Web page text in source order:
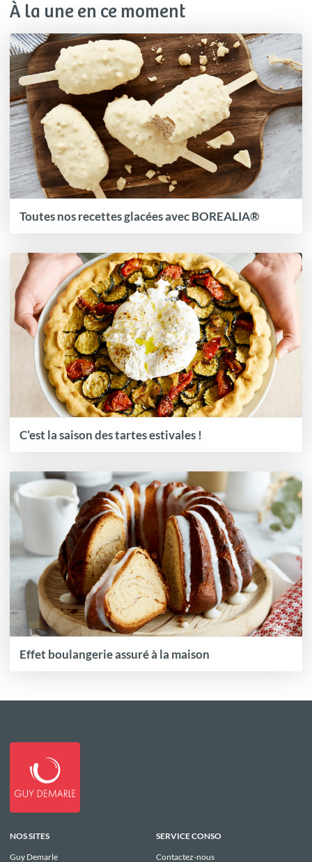
À la une en ce moment
Toutes nos recettes glacées avec BOREALIA®
C’est la saison des tartes estivales !
Effet boulangerie assuré à la maison
NOS SITES
Guy Demarle
SERVICE CONSO
Contactez-nous